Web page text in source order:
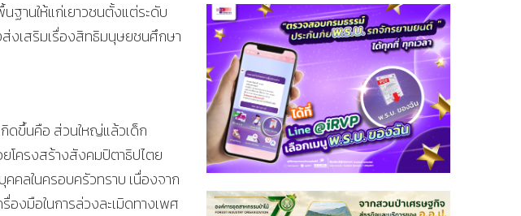
ฐานให้แก่เยาวชนตั้งแต่ระดับ
งเสริมเรื่องสิทธิมนุษยชนศึกษา
ดขึ้นคือ ส่วนใหญ่แล้วเด็ก
โครงสร้างสังคมปิตาธิปไตย
คลในครอบครัวทราบ เนื่องจาก
องมือในการล่วงละเมิดทางเพศ